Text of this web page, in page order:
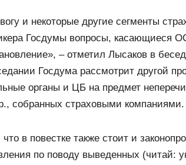
и некоторые другие сегменты
Госдумы вопросы, касающиеся
‒ отметил Лысаков в
Госдума рассмотрит другой
органы и ЦБ на предмет
собранных страховыми компаниями.
в повестке также стоит и
по поводу выведенных (читай: